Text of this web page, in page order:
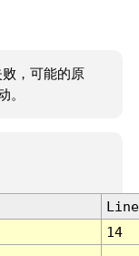
，可能的原
。
Line
14